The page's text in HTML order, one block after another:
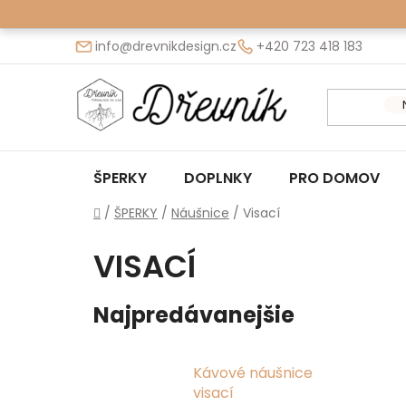
na
info@drevnikdesign.cz +420 723 418 183
ŠPERKY DOPLNKY PRO DOMOV
Domov
/ ŠPERKY / Náušnice / Visací
VISACÍ
Najpredávanejšie
Kávové náušnice
visací